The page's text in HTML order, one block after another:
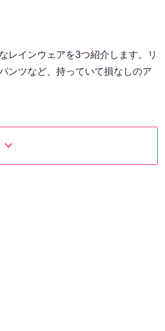
レインウェアを3つ紹介します。リ
ンツなど、持っていて損なしのア